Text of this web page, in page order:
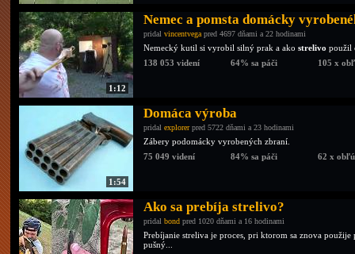
1:12
Nemec a pomsta domácky
pridal vincentvega pred 4697 dňami a 22 hodinami
Nemecký kutil si vyrobil silný prak a ako strelivo použil
138 053 videní
64% sa páči 105 x
1:54
Domáca výroba
pridal explorerpred 5722 dňami a 23 hodinami
Zábery podomácky vyrobených zbraní.
75 049 videní
84% sa páči 62 x
Ako sa prebíja strelivo?
pridal bond pred 1020 dňami a 16 hodinami
Prebíjanie streliva je proces, pri ktorom sa znova
pušný...